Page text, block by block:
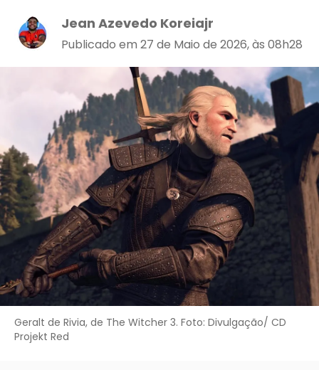
Jean Azevedo Koreiajr
Publicado em 27 de Maio de 2026, às 08h28
Geralt de Rivia, de The Witcher 3. Foto: Divulgação/ CD
Projekt Red